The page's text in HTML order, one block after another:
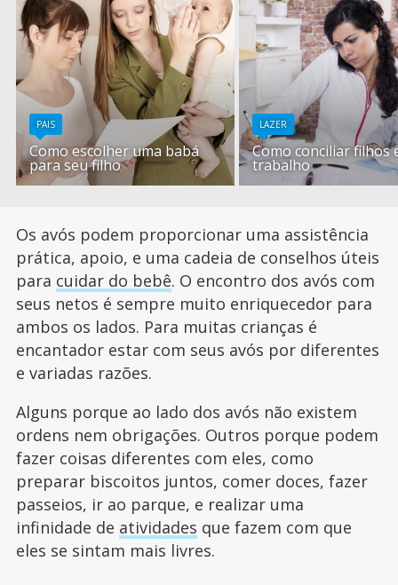
PAIS
Como escolher uma babá
para seu filho
LAZER
Como conciliar filhos
trabalho
Os avós podem proporcionar uma assistência
prática, apoio, e uma cadeia de conselhos úteis
para cuidar do bebê. O encontro dos avós com
seus netos é sempre muito enriquecedor para
ambos os lados. Para muitas crianças é
encantador estar com seus avós por diferentes
e variadas razões.
Alguns porque ao lado dos avós não existem
ordens nem obrigações. Outros porque podem
fazer coisas diferentes com eles, como
preparar biscoitos juntos, comer doces, fazer
passeios, ir ao parque, e realizar uma
infinidade de atividades que fazem com que
eles se sintam mais livres.